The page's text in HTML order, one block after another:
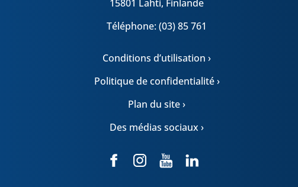
15801 Lahti, Finlande
Téléphone: (03) 85 761
Conditions d’utilisation ›
Politique de confidentialité ›
Plan du site ›
Des médias sociaux ›